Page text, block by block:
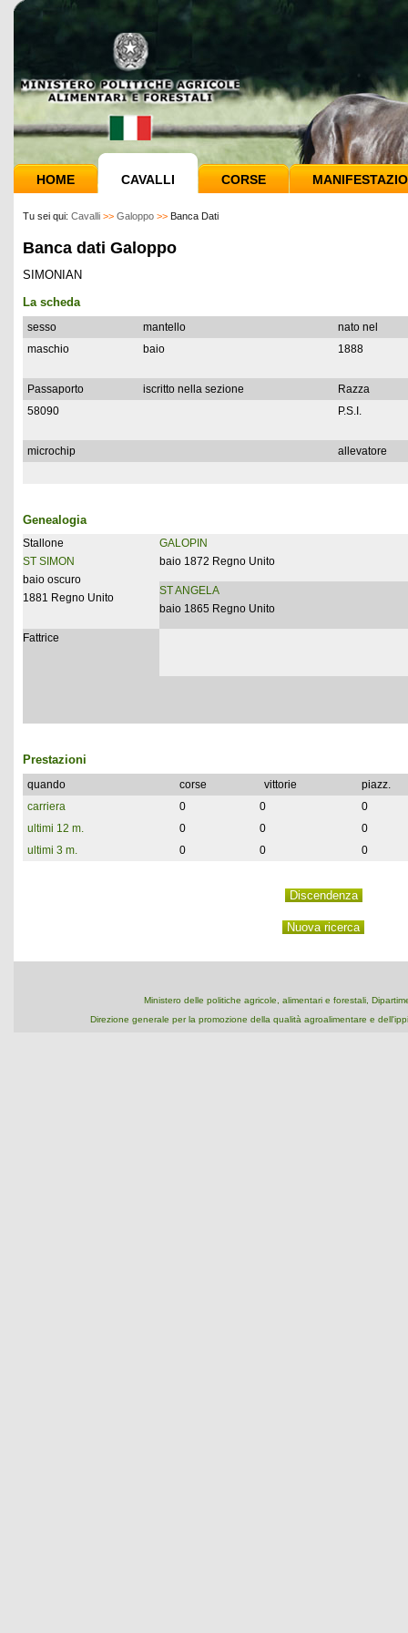
HOME CAVALLI CORSE
Tu sei qui: Cavalli >> Galoppo >> Banca Dati
Banca dati Galoppo
SIMONIAN
La scheda
sesso mantello
nato nel
maschio
baio 1888
Passaporto iscritto nella sezione
Razza
58090
P.S.I.
microchip allevatore
Genealogia
Stallone
ST SIMON
baio oscuro
1881 Regno Unito
GALOPIN
baio 1872 Regno Unito
ST ANGELA
baio 1865 Regno Unito
Fattrice
Prestazioni
quando corse vittorie
piazz.
carriera
0 0
0
ultimi 12 m.
0 0
0
ultimi 3 m.
0 0 0
Ministero delle politiche agricole, alimentari e forestali,
Direzione generale per la promozione della qualità agroalimentare e